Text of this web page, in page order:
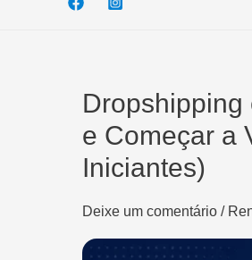
Dropshipping
e Começar a
Iniciantes)
Deixe um comentário /